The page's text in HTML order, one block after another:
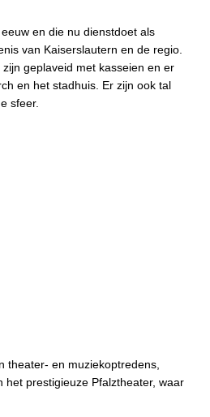
en die nu dienstdoet als
van Kaiserslautern en de regio.
geplaveid met kasseien en er
en het stadhuis. Er zijn ook tal
sfeer.
theater- en muziekoptredens,
het prestigieuze Pfalztheater, waar